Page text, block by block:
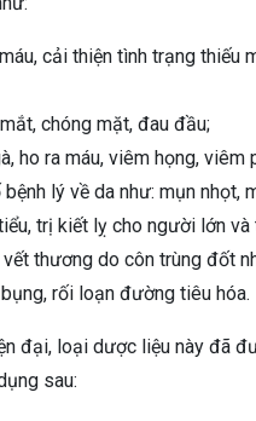
cải thiện tình trạng thiếu
chóng mặt, đau đầu;
ho ra máu, viêm họng,
lý về da như: mụn nhọt,
trị kiết lỵ cho người lớn và
vết thương do côn trùng đốt
rối loạn đường tiêu hóa.
đại, loại dược liệu này đã
sau: